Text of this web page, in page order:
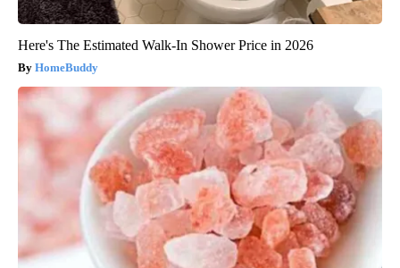
Here's The Estimated Walk-In Shower Price in 2026
HomeBuddy